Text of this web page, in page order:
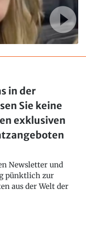
in der
Sie keine
exklusiven
Newsletter und
pünktlich zur
aus der Welt der